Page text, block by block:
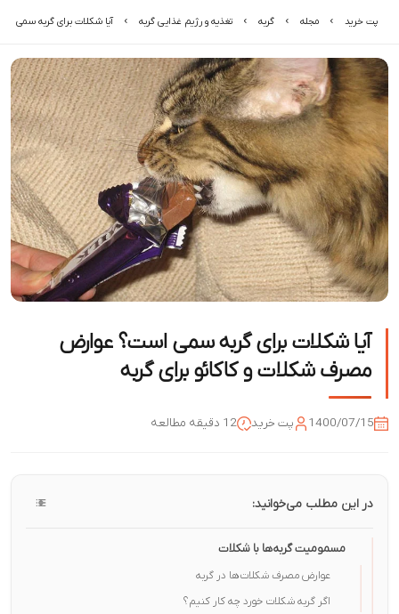
پت خرید مجله گربه تغذیه و رژیم غذایی گربه آیا شکلات برای گربه سمی
آیا شکلات برای گربه سمی است؟ عوارض
مصرف شکلات و کاکائو برای گربه
1400/07/15 پت خرید 12 دقیقه مطالعه
در این مطلب می‌خوانید:
مسمومیت گربه‌ها با شکلات
عوارض مصرف شکلات‌ها در گربه
اگر گربه شکلات خورد چه کار کنیم؟